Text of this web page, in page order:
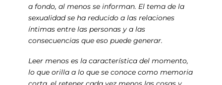
a fondo, al menos se informan. El tema de la
sexualidad se ha reducido a las relaciones
íntimas entre las personas y a las
consecuencias que eso puede generar.
Leer menos es la característica del momento,
lo que orilla a lo que se conoce como memoria